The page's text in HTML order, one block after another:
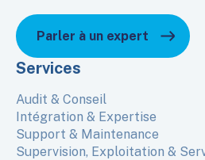
Parler à un expert
Services
Audit & Conseil
Intégration & Expertise
Support & Maintenance
Supervision, Exploitation &